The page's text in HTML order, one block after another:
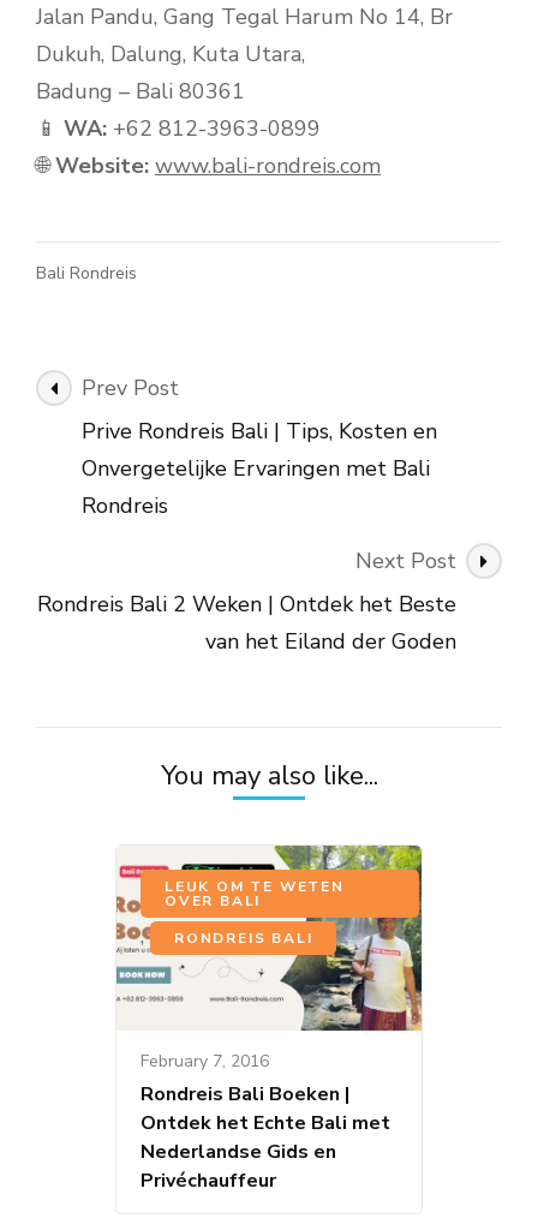
Jalan Pandu, Gang Tegal Harum No 14, Br
Dukuh, Dalung, Kuta Utara,
Badung – Bali 80361
📱 WA: +62 812-3963-0899
🌐Website: www.bali-rondreis.com
Bali Rondreis
Post
Navigation
Prev Post
Prive Rondreis Bali | Tips, Kosten en
Onvergetelijke Ervaringen met Bali
Rondreis
Next Post
Rondreis Bali 2 Weken | Ontdek het Beste
van het Eiland der Goden
You may also like...
LEUK OM TE WETEN
OVER BALI
, RONDREIS BALI
February 7, 2016
Rondreis Bali Boeken |
Ontdek het Echte Bali met
Nederlandse Gids en
Privéchauffeur